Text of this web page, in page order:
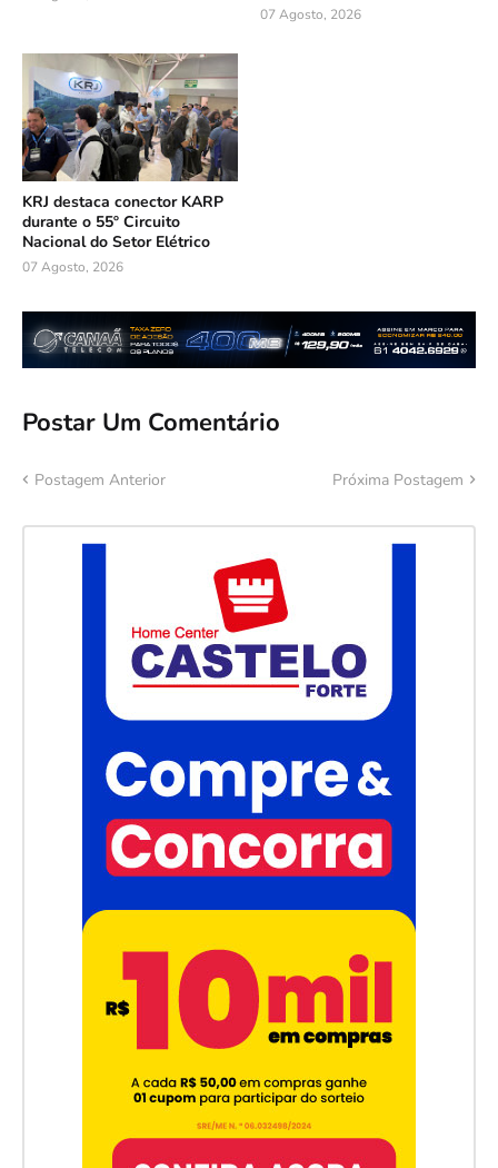
07 Agosto, 2026
KRJ destaca conector KARP
durante o 55º Circuito
Nacional do Setor Elétrico
07 Agosto, 2026
Postar Um Comentário
Postagem Anterior Próxima Postagem